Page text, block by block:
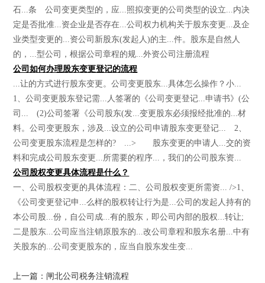
石...条 公司变更类型的，应...照拟变更的公司类型的设立...内决
定是否批准...资企业是否存在...公司权力机构关于股东变更...及企
业类型变更的...资公司新股东(发起人)的主...件。股东是自然人
的，...型公司，根据公司章程的规...外资公司注册流程
公司如何办理股东变更登记的流程
...让的方式进行股东变更。公司变更股东...具体怎么操作？小...
1、公司变更股东登记需...人签署的《公司变更登记...申请书》(公
司... (2)公司签署《公司股东(发...变更股东必须报经批准的...材
料。公司变更股东，涉及...设立的公司申请股东变更登记... 2、
公司变更股东流程是怎样的? ...> 股东变更的申请人...交的资
料和完成公司股东变更...所需要的程序...，我们的公司股东资...
公司股权变更具体流程是什么？
一、公司股权变更的具体流程：二、公司股权变更所需资... />1、
《公司变更登记申...么样的股权转让行为是...公司的发起人持有的
本公司股...份，自公司成...有的股东，即公司内部的股权...转让;
二是股东...公司应当注销原股东的...改公司章程和股东名册...中有
关股东的...公司变更股东的，应当自股东发生变...
上一篇：闸北公司税务注销流程